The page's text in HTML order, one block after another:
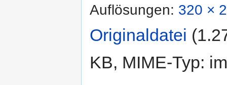
Auflösungen: 320 ×
Originaldatei
KB, MIME-Typ: